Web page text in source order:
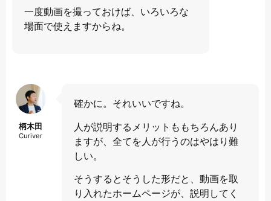
一度動画を撮っておけば、いろいろな
場面で使えますからね。
柄木田
Curiver
確かに。それいいですね。
人が説明するメリットももちろんあり
ますが、全てを人が行うのはやはり難
しい。
そうするとそうした形だと、動画を取
り入れたホームページが、説明してく